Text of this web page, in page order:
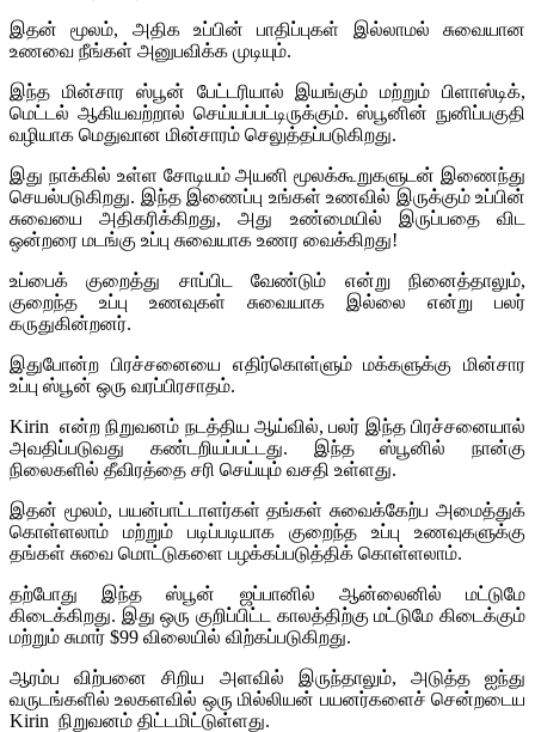
இதன் மூலம், அதிக உப்பின் பாதிப்புகள் இல்லாமல் சுவையான
உணவை நீங்கள் அனுபவிக்க முடியும்.
இந்த மின்சார ஸ்பூன் பேட்டரியால் இயங்கும் மற்றும் பிளாஸ்டிக்,
மெட்டல் ஆகியவற்றால் செய்யப்பட்டிருக்கும். ஸ்பூனின் நுனிப்பகுதி
வழியாக மெதுவான மின்சாரம் செலுத்தப்படுகிறது.
இது நாக்கில் உள்ள சோடியம் அயனி மூலக்கூறுகளுடன் இணைந்து
செயல்படுகிறது. இந்த இணைப்பு உங்கள் உணவில் இருக்கும் உப்பின்
சுவையை அதிகரிக்கிறது, அது உண்மையில் இருப்பதை விட
ஒன்றரை மடங்கு உப்பு சுவையாக உணர வைக்கிறது!
உப்பைக் குறைத்து சாப்பிட வேண்டும் என்று நினைத்தாலும்,
குறைந்த உப்பு உணவுகள் சுவையாக இல்லை என்று பலர்
கருதுகின்றனர்.
இதுபோன்ற பிரச்சனையை எதிர்கொள்ளும் மக்களுக்கு மின்சார
உப்பு ஸ்பூன் ஒரு வரப்பிரசாதம்.
Kirin என்ற நிறுவனம் நடத்திய ஆய்வில், பலர் இந்த பிரச்சனையால்
அவதிப்படுவது கண்டறியப்பட்டது. இந்த ஸ்பூனில் நான்கு
நிலைகளில் தீவிரத்தை சரி செய்யும் வசதி உள்ளது.
இதன் மூலம், பயன்பாட்டாளர்கள் தங்கள் சுவைக்கேற்ப அமைத்துக்
கொள்ளலாம் மற்றும் படிப்படியாக குறைந்த உப்பு உணவுகளுக்கு
தங்கள் சுவை மொட்டுகளை பழக்கப்படுத்திக் கொள்ளலாம்.
தற்போது இந்த ஸ்பூன் ஜப்பானில் ஆன்லைனில் மட்டுமே
கிடைக்கிறது. இது ஒரு குறிப்பிட்ட காலத்திற்கு மட்டுமே கிடைக்கும்
மற்றும் சுமார் $99 விலையில் விற்கப்படுகிறது.
ஆரம்ப விற்பனை சிறிய அளவில் இருந்தாலும், அடுத்த ஐந்து
வருடங்களில் உலகளவில் ஒரு மில்லியன் பயனர்களைச் சென்றடைய
Kirin நிறுவனம் திட்டமிட்டுள்ளது.